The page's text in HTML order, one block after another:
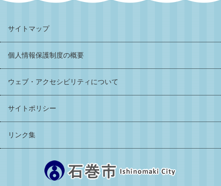
サイトマップ
個人情報保護制度の概要
ウェブ・アクセシビリティについて
サイトポリシー
リンク集